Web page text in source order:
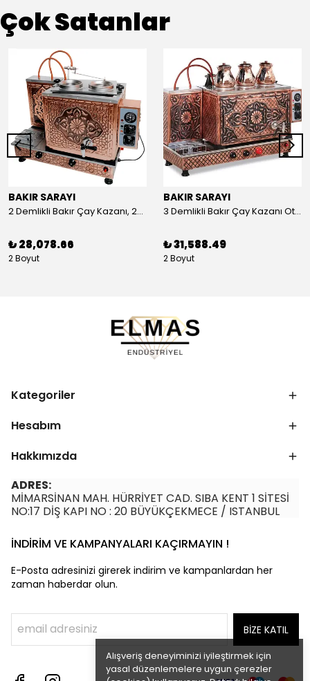
Alışveriş deneyiminizi iyileştirmek için
yasal düzenlemelere uygun çerezler
Çok Satanlar
BAKIR SARAYI
2 Demlikli Bakır Çay Kazanı, 25 Litre
₺ 28,078.66
2 Boyut
BAKIR SARAYI
3 Demlikli Bakır Çay Kazanı Otomatik, 30 Litre
₺ 31,588.49
2 Boyut
Kategoriler
Hesabım
Hakkımızda
ADRES:
MİMARSİNAN MAH. HÜRRİYET CAD. SIBA KENT 1 SİTESİ
NO:17 DİŞ KAPI NO : 20 BÜYÜKÇEKMECE / ISTANBUL
İNDİRİM VE KAMPANYALARI KAÇIRMAYIN !
E-Posta adresinizi girerek indirim ve kampanlardan her
zaman haberdar olun.
BİZE KATIL